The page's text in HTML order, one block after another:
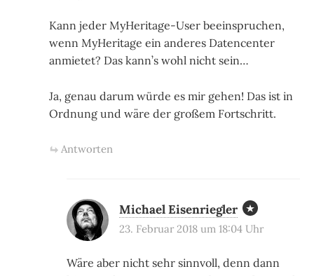
Kann jeder MyHeritage-User beeinspruchen,
wenn MyHeritage ein anderes Datencenter
anmietet? Das kann’s wohl nicht sein…
Ja, genau darum würde es mir gehen! Das ist in
Ordnung und wäre der großem Fortschritt.
Antworten
Michael Eisenriegler
23. Februar 2018 um 18:04 Uhr
Wäre aber nicht sehr sinnvoll, denn dann